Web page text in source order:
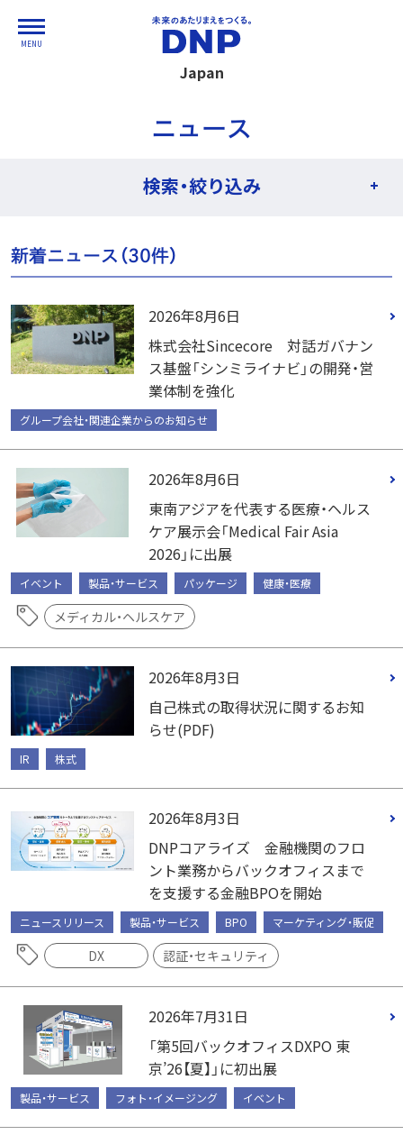
Japan
MENU
ニュース
検索・絞り込み
新着ニュース（30件）
2026年8月6日
株式会社Sincecore 対話ガバナン
ス基盤「シンミライナビ」の開発・営
業体制を強化
グループ会社・関連企業からのお知らせ
2026年8月6日
東南アジアを代表する医療・ヘルス
ケア展示会「Medical Fair Asia
2026」に出展
イベント 製品・サービス パッケージ 健康・医療
メディカル・ヘルスケア
2026年8月3日
自己株式の取得状況に関するお知
らせ(PDF)
IR 株式
2026年8月3日
DNPコアライズ 金融機関のフロ
ント業務からバックオフィスまで
を支援する金融BPOを開始
ニュースリリース 製品・サービス BPO マーケティング・販促
DX 認証・セキュリティ
2026年7月31日
「第5回バックオフィスDXPO 東
京’26【夏】」に初出展
製品・サービス フォト・イメージング イベント